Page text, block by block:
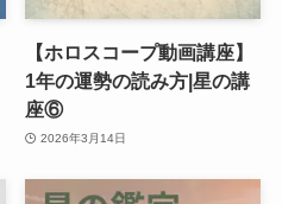
【ホロスコープ動画講座】
1年の運勢の読み方|星の講
座⑥
2026年3月14日